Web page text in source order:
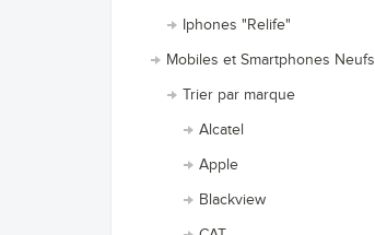
Iphones "Relife"
Mobiles et Smartphones Neufs
Trier par marque
Alcatel
Apple
Blackview